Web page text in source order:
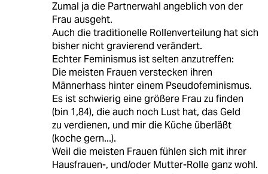
Zumal ja die Partnerwahl angeblich von der
Frau ausgeht.
Auch die traditionelle Rollenverteilung hat sich
bisher nicht gravierend verändert.
Echter Feminismus ist selten anzutreffen:
Die meisten Frauen verstecken ihren
Männerhass hinter einem Pseudofeminismus.
Es ist schwierig eine größere Frau zu finden
(bin 1,84), die auch noch Lust hat, das Geld
zu verdienen, und mir die Küche überläßt
(koche gern...).
Weil die meisten Frauen fühlen sich mit ihrer
Hausfrauen-, und/oder Mutter-Rolle ganz wohl.